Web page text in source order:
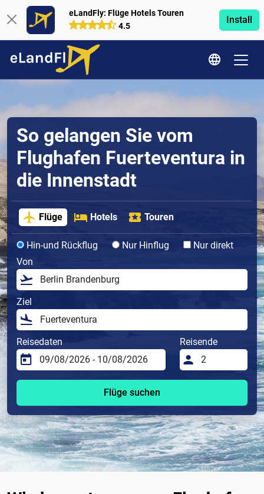
eLandFly: Flüge Hotels Touren
4.5
Install
So gelangen Sie vom
Flughafen Fuerteventura in
die Innenstadt
Flüge Hotels Touren
Hin-und Rückflug Nur Hinflug
Nur direkt
Von
Ziel
Reisedaten Reisende
Flüge suchen